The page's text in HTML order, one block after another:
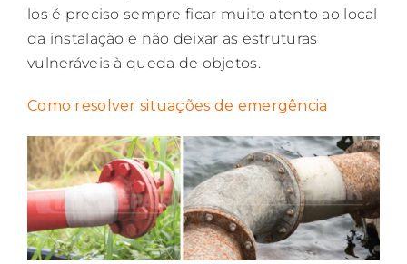
los é preciso sempre ficar muito atento ao local
da instalação e não deixar as estruturas
vulneráveis à queda de objetos.
Como resolver situações de emergência